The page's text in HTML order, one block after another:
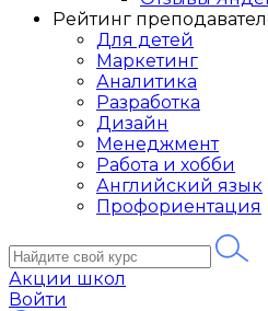
Рейтинг
Для детей
Маркетинг
Аналитика
Разработка
Дизайн
Менеджмент
Работа и хобби
Английский язык
Профориентация
Акции школ
Войти